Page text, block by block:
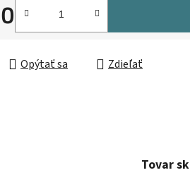
cena:
Opýtať sa Zdieľať
Tovar